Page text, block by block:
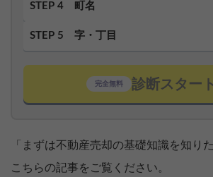
STEP 4 町名
STEP 5 字・丁目
完全無料 診断スタート
「まずは不動産売却の基礎知識を知り
こちらの記事をご覧ください。